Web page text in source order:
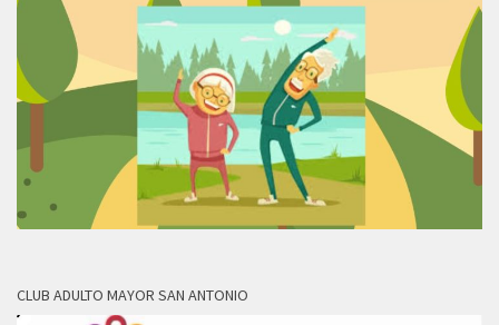
CLUB ADULTO MAYOR SAN ANTONIO